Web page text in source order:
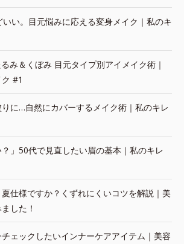
い。目元悩みに応える変身メイク｜私のキ
み＆くぼみ 目元タイプ別アイメイク術｜
#1
に…自然にカバーするメイク術｜私のキレ
？」50代で見直したい眉の基本｜私のキレ
仕様ですか？くずれにくいコツを解説｜美
した！
ェックしたいインナーケアアイテム｜美容